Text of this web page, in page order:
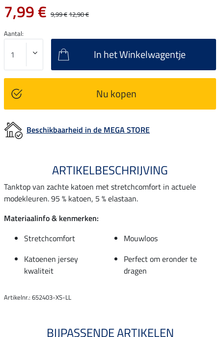
7,99 € 9,99 €12,90 €
Aantal:
In het Winkelwagentje
Nu kopen
Beschikbaarheid in de MEGA STORE
ARTIKELBESCHRIJVING
Tanktop van zachte katoen met stretchcomfort in actuele
modekleuren. 95 % katoen, 5 % elastaan.
Materiaalinfo & kenmerken:
Stretchcomfort
Mouwloos
Katoenen jersey
kwaliteit
Perfect om eronder te
dragen
Artikelnr.: 652403-XS-LL
BIJPASSENDE ARTIKELEN